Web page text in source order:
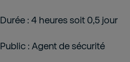
Durée : 4 heures soit 0,5 jour
Public : Agent de sécurité